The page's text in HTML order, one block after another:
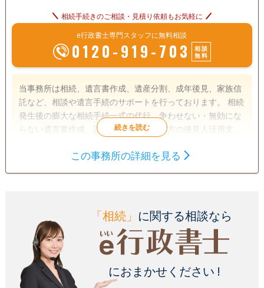
相続手続きのご相談・見積り依頼もお気軽に
e行政書士専門スタッフに無料相談
0120-919-703
相談
無料
当事務所は相続、遺言書作成、遺産分割、成年後見、家族信
託など、相談や遺言手続のサポートを行っております。 相続
発生後の膨大な相続手続一式の代行、争わせない・無効にな
らない遺言書作成、認知症や障がい者の方の後見人活用支援
書で防げるトラブルがあります。 法律と福祉の専門知識を活
遺産分割
訪問可 土日相談可 初回相談無料 18時以降相談可
オンライン面談可 事務所面談可
この事務所の詳細を見る
「相続」 に関する相談なら
におまかせください !